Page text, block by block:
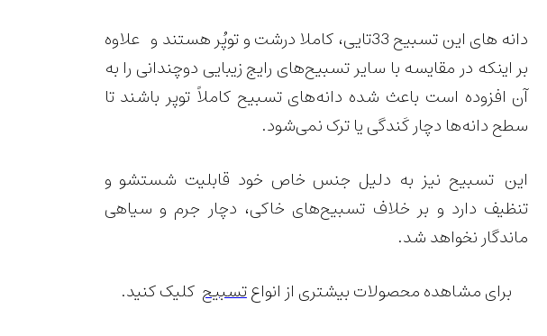
دانه های این تسبیح 33تایی، کاملا درشت و توپُر هستند و علاوه
بر اینکه در مقایسه با سایر تسبیح‌های رایج زیبایی دوچندانی را به
آن افزوده است باعث شده دانه‌های تسبیح کاملاً توپر باشند تا
سطح دانه‌ها دچار کَندگی یا ترک نمی‌شود.
این تسبیح نیز به دلیل جنس خاص خود قابلیت شستشو و
تنظیف دارد و بر خلاف تسبیح‌های خاکی، دچار جرم و سیاهی
ماندگار نخواهد شد.
برای مشاهده محصولات بیشتری از انواعتسبیح کلیک کنید.